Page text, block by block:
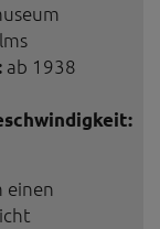
ab 1938
einen